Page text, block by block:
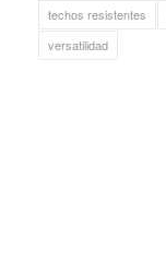
techos resistentes
versatilidad